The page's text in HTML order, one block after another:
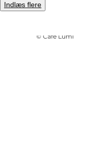
Indlæs flere
© Café Lumi